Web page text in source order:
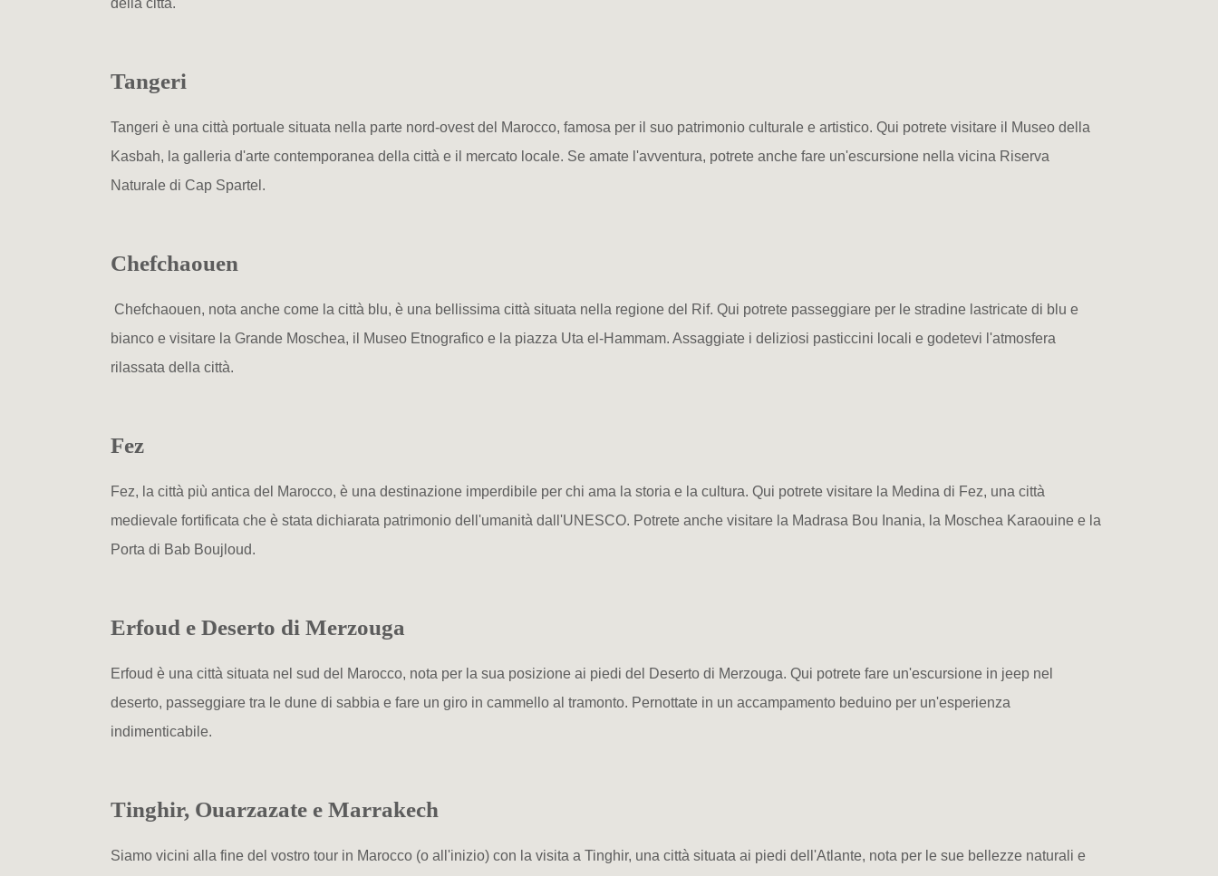
della città.
Tangeri
Tangeri è una città portuale situata nella parte nord-ovest del Marocco, famosa per il suo patrimonio culturale e artistico. Qui potrete visitare il Museo della
Kasbah, la galleria d'arte contemporanea della città e il mercato locale. Se amate l'avventura, potrete anche fare un'escursione nella vicina Riserva
Naturale di Cap Spartel.
Chefchaouen
Chefchaouen, nota anche come la città blu, è una bellissima città situata nella regione del Rif. Qui potrete passeggiare per le stradine lastricate di blu e
bianco e visitare la Grande Moschea, il Museo Etnografico e la piazza Uta el-Hammam. Assaggiate i deliziosi pasticcini locali e godetevi l'atmosfera
rilassata della città.
Fez
Fez, la città più antica del Marocco, è una destinazione imperdibile per chi ama la storia e la cultura. Qui potrete visitare la Medina di Fez, una città
medievale fortificata che è stata dichiarata patrimonio dell'umanità dall'UNESCO. Potrete anche visitare la Madrasa Bou Inania, la Moschea Karaouine e la
Porta di Bab Boujloud.
Erfoud e Deserto di Merzouga
Erfoud è una città situata nel sud del Marocco, nota per la sua posizione ai piedi del Deserto di Merzouga. Qui potrete fare un'escursione in jeep nel
deserto, passeggiare tra le dune di sabbia e fare un giro in cammello al tramonto. Pernottate in un accampamento beduino per un'esperienza
indimenticabile.
Tinghir, Ouarzazate e Marrakech
Siamo vicini alla fine del vostro tour in Marocco (o all'inizio) con la visita a Tinghir, una città situata ai piedi dell'Atlante, nota per le sue bellezze naturali e